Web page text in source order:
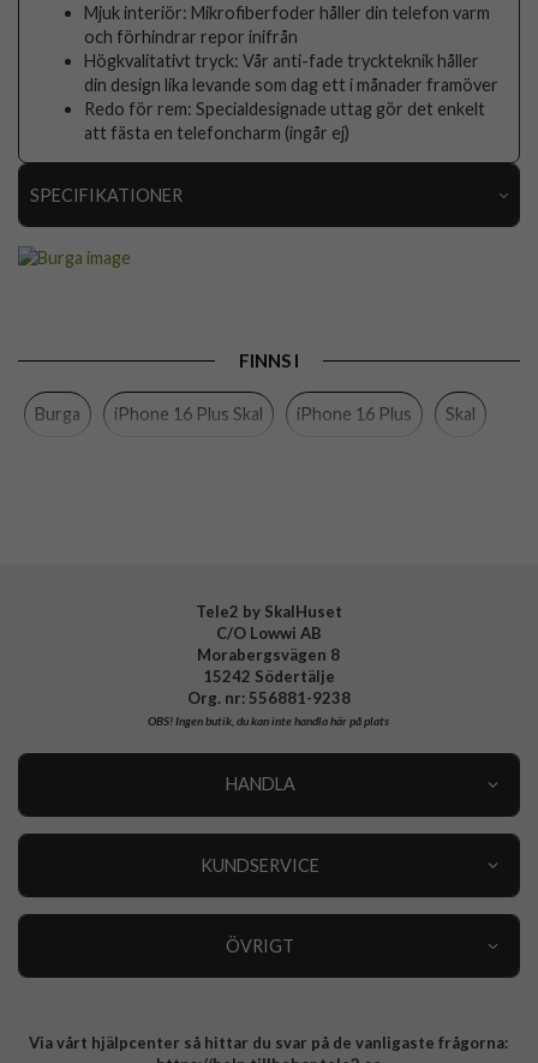
Mjuk interiör: Mikrofiberfoder håller din telefon varm
och förhindrar repor inifrån
Högkvalitativt tryck: Vår anti-fade tryckteknik håller
din design lika levande som dag ett i månader framöver
Redo för rem: Specialdesignade uttag gör det enkelt
att fästa en telefoncharm (ingår ej)
SPECIFIKATIONER
Färg Flerfärgad
FINNS I
Burga iPhone 16 Plus Skal iPhone 16 Plus Skal
Tele2 by SkalHuset
C/O Lowwi AB
Morabergsvägen 8
15242 Södertälje
Org. nr: 556881-9238
OBS!Ingen butik, du kan inte handla här på plats
HANDLA
KUNDSERVICE
ÖVRIGT
Integritetspolicy
Via vårt hjälpcenter så hittar du svar på de vanligaste frågorna: